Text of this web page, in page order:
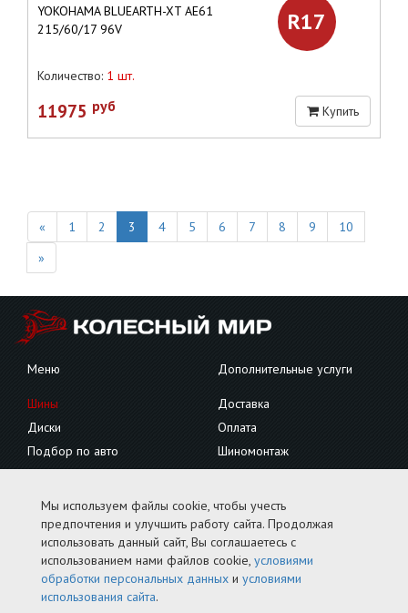
YOKOHAMA BLUEARTH-XT AE61
215/60/17 96V
R17
Количество: 1 шт.
11975 руб Купить
« 1 2 3 4 5 6 7 8 9
10
»
Меню
Шины
Диски
Подбор по авто
Грузовые
Дополнительные услуги
Доставка
Оплата
Шиномонтаж
Сезонное хранение
Контакты
Тел.+7 (4912) 51-27-70 / 27-27-70
Рязань, ул. 3-и Бутырки, д. 1
Условия обработки персональных данных
Мы используем файлы cookie, чтобы учесть
предпочтения и улучшить работу сайта. Продолжая
использовать данный сайт, Вы соглашаетесь с
использованием нами файлов cookie, условиями
обработки персональных данных и условиями
использования сайта.